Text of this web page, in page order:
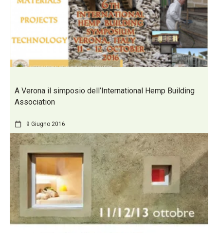
A Verona il simposio dell’International Hemp Building
Association
9 Giugno 2016